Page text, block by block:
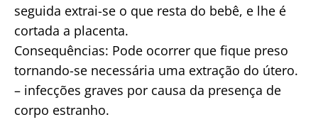
seguida extrai-se o que resta do bebê, e lhe é
cortada a placenta.
Consequências: Pode ocorrer que fique preso
tornando-se necessária uma extração do útero.
– infecções graves por causa da presença de
corpo estranho.